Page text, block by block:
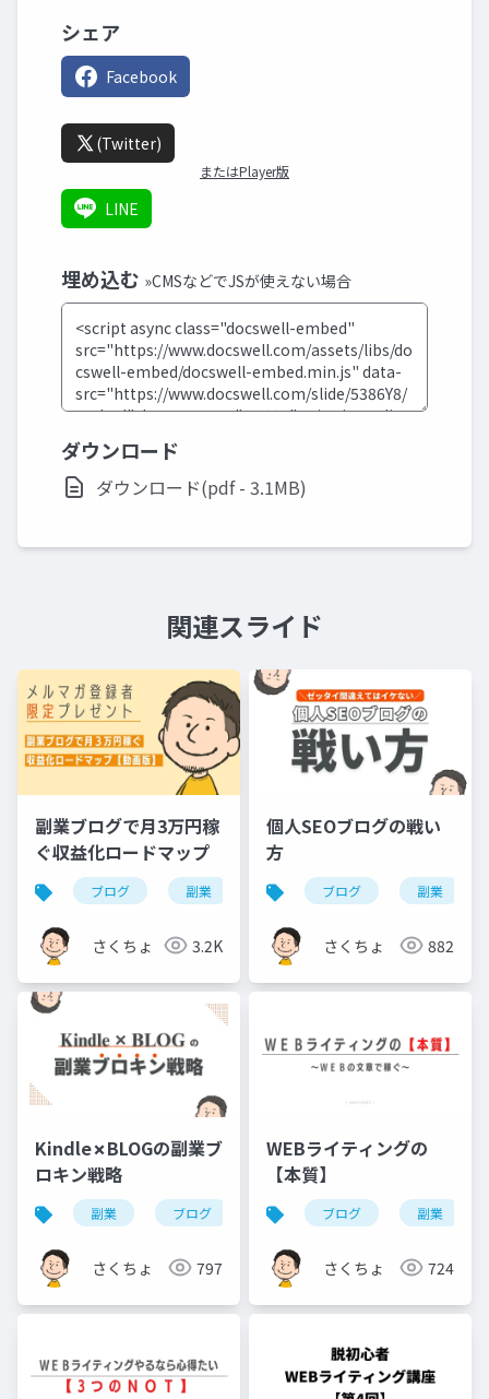
シェア
Facebook
(Twitter)
またはPlayer版
LINE
埋め込む »CMSなどでJSが使えない場合
ダウンロード
ダウンロード(pdf - 3.1MB)
関連スライド
副業ブログで月3万円稼
ぐ収益化ロードマップ
ブログ 副業 アフィリエイト
さくちょ 3.2K
個人SEOブログの戦い
方
ブログ 副業
さくちょ 882
Kindle✗BLOGの副業ブ
ロキン戦略
副業 ブログ kindle
さくちょ 797
WEBライティングの
【本質】
ブログ 副業
さくちょ 724